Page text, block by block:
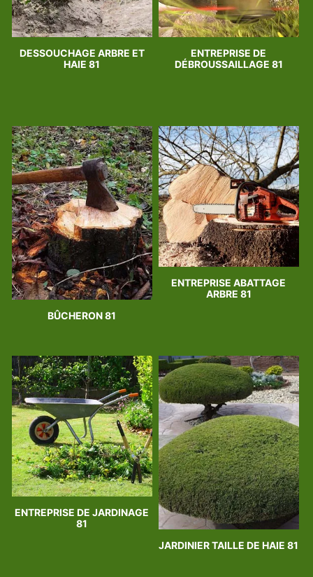
DESSOUCHAGE ARBRE ET
HAIE 81
ENTREPRISE DE
DÉBROUSSAILLAGE 81
BÛCHERON 81
ENTREPRISE ABATTAGE
ARBRE 81
ENTREPRISE DE JARDINAGE
81
JARDINIER TAILLE DE HAIE 81